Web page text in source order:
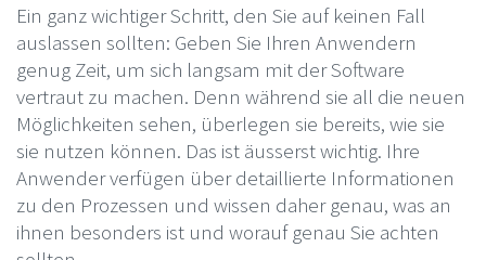
Ein ganz wichtiger Schritt, den Sie auf keinen Fall
auslassen sollten: Geben Sie Ihren Anwendern
genug Zeit, um sich langsam mit der Software
vertraut zu machen. Denn während sie all die neuen
Möglichkeiten sehen, überlegen sie bereits, wie sie
sie nutzen können. Das ist äusserst wichtig. Ihre
Anwender verfügen über detaillierte Informationen
zu den Prozessen und wissen daher genau, was an
ihnen besonders ist und worauf genau Sie achten